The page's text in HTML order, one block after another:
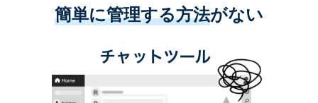
簡単に管理する方法がない